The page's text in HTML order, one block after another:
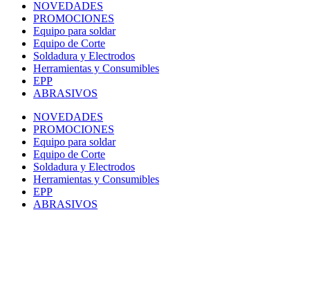
NOVEDADES
PROMOCIONES
Equipo para soldar
Equipo de Corte
Soldadura y Electrodos
Herramientas y Consumibles
EPP
ABRASIVOS
NOVEDADES
PROMOCIONES
Equipo para soldar
Equipo de Corte
Soldadura y Electrodos
Herramientas y Consumibles
EPP
ABRASIVOS